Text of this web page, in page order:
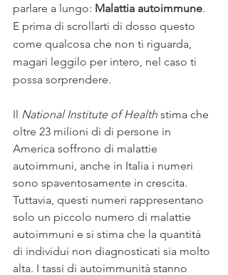
parlare a lungo: Malattia autoimmune.
E prima di scrollarti di dosso questo
come qualcosa che non ti riguarda,
magari leggilo per intero, nel caso ti
possa sorprendere.
Il National Institute of Health stima che
oltre 23 milioni di di persone in
America soffrono di malattie
autoimmuni, anche in Italia i numeri
sono spaventosamente in crescita.
Tuttavia, questi numeri rappresentano
solo un piccolo numero di malattie
autoimmuni e si stima che la quantità
di individui non diagnosticati sia molto
alta. I tassi di autoimmunità stanno